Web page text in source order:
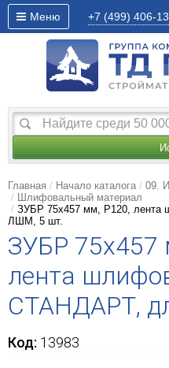
Меню +7 (499) 406-
Главная Начало каталога
09.
Шлифовальный материал
ЗУБР 75х457 мм, P120,
ЛШМ, 5 шт.
ЗУБР 75х457
лента
СТАНДАРТ,
Код: 13983